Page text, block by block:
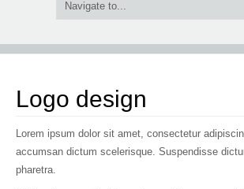
Logo design
Lorem ipsum dolor sit amet, consectetur
accumsan dictum scelerisque. Suspendisse
pharetra.